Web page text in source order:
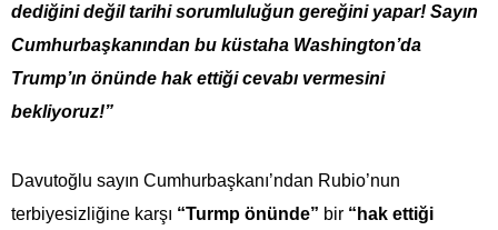
dediğini değil tarihi sorumluluğun gereğini yapar! Sayın
Cumhurbaşkanından bu küstaha Washington’da
Trump’ın önünde hak ettiği cevabı vermesini
bekliyoruz!”
Davutoğlu sayın Cumhurbaşkanı’ndan Rubio’nun
terbiyesizliğine karşı “Turmp önünde” bir “hak ettiği